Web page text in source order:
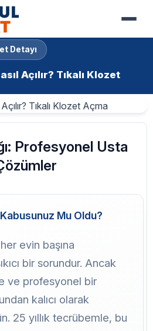
Detayı
Açılır? Tıkalı Klozet
Profesyonel Usta
Kabusunuz Mu Oldu?
her evin başına
bir sorundur. Ancak
ve profesyonel bir
kalıcı olarak
25 yıllık tecrübemle, bu